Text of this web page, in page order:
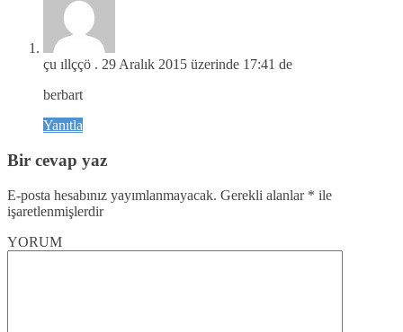
çu ıllççö . 29 Aralık 2015 üzerinde 17:41 de
berbart
Yanıtla
Bir cevap yaz
E-posta hesabınız yayımlanmayacak. Gerekli alanlar * ile
işaretlenmişlerdir
YORUM